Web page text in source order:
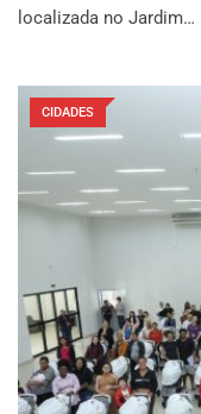
localizada no Jardim…
CIDADES